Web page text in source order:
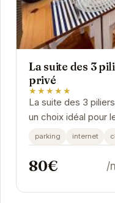
La suite des 3
privé
★★★★★
La suite des 3
un choix idéal pour
explorer Reims.
un...
parking internet
80€ /